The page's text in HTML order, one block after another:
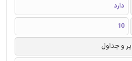
دارد
10
و جداول